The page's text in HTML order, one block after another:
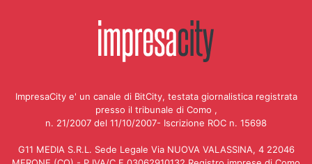
ImpresaCity e' un canale di BitCity, testata giornalistica registrata
presso il tribunale di Como ,
n. 21/2007 del 11/10/2007- Iscrizione ROC n. 15698
G11 MEDIA S.R.L. Sede Legale Via NUOVA VALASSINA, 4 22046